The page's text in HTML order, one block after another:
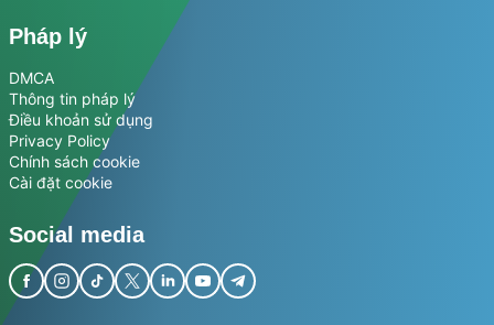
Pháp lý
DMCA
Thông tin pháp lý
Điều khoản sử dụng
Privacy Policy
Chính sách cookie
Cài đặt cookie
Social media